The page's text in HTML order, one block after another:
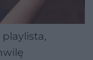
playlista,